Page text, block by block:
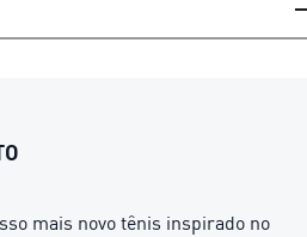
mais novo tênis inspirado no